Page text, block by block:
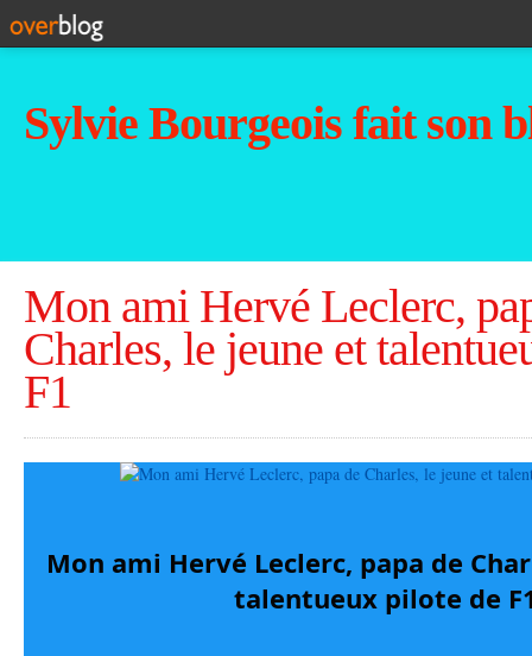
Sylvie Bourgeois fait son
Mon ami Hervé Leclerc,
Charles, le jeune et
F1
Mon ami Hervé Leclerc, papa de
talentueux pilote de